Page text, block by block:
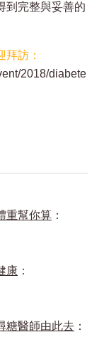
到完整與妥善的
訪：
2018/diabete
重幫你算 ：
康 ：
糖醫師由此去 ：